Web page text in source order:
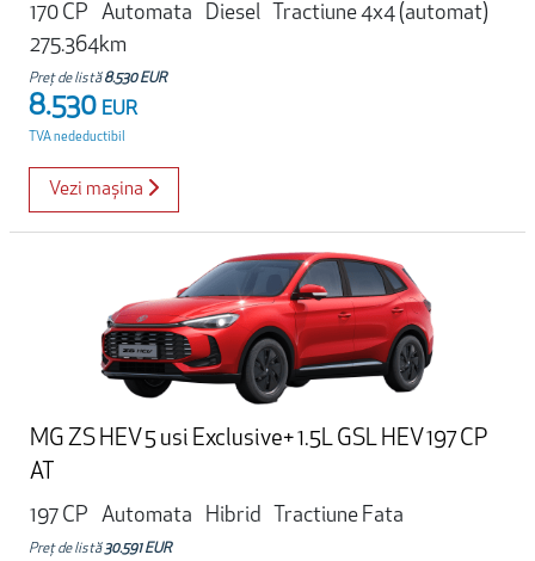
170 CP
Automata Diesel
Tractiune 4x4 (automat)
275.364km
Preț de listă8.530 EUR
8.530 EUR
TVA nedeductibil
Vezi mașina
MG ZS HEV 5 usi Exclusive+ 1.5L GSL HEV 197 CP
AT
197 CP
Automata Hibrid Tractiune Fata
Preț de listă 30.591 EUR